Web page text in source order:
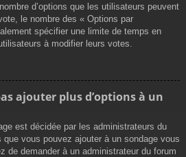
d’options que les utilisateurs peuvent
le nombre des « Options par
spécifier une limite de temps en
à modifier leurs votes.
ajouter plus d’options à un
est décidée par les administrateurs du
que vous pouvez ajouter à un sondage vous
de demander à un administrateur du forum